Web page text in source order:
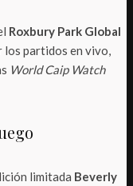
Roxbury Park Global
los partidos en vivo,
World Caip Watch
limitada Beverly